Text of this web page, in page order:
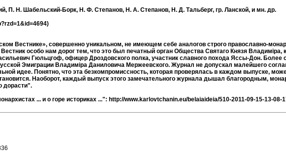
П. Н. Шабельский-Борк, Н. Ф. Степанов, Н. А. Степанов, Н. Д. Тальберг, гр. Ланской, и мн. др.
Вестнике», совершенно уникальном, не имеющем себе аналогов строго православно-
особо нам дорог тем, что это был печатный орган Общества Святаго Князя Владимiра,
Гюльцгоф, офицер Дроздовского полка, участник славного похода Яссы-Дон. Более
Эмиграции Владимiра Даниловича Мержеевского. Журнал не допускал малейшего
идее. Понятно, что эта безкомпромиссность, которая проверялась в каждом выпуске,
Наоборот, каждый выпуск этого замечательного журнала дышал благородным,
дорасти".
... и о горе историках ...": http://www.karlovtchanin.eu/belaiaideia/510-2011-09-15-13-08-